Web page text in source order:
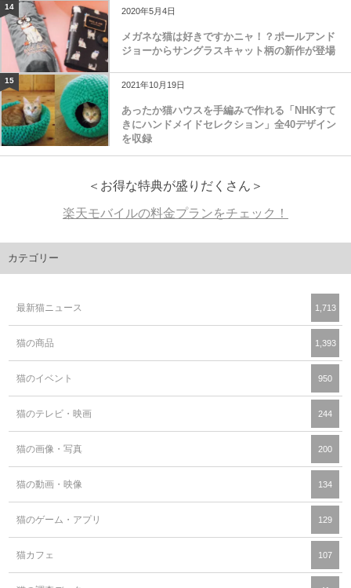
14 2020年5月4日
メガネな猫は好きですかニャ！？ポールアンド
ジョーからサングラスキャット柄の新作が登場
15 2021年10月19日
あったか猫ハウスを手編みで作れる「NHKすて
きにハンドメイドセレクション」全40デザイン
を収録
＜お得な特典が盛りだくさん＞
楽天モバイルの料金プランをチェック！
カテゴリー
最新猫ニュース 1,713
猫の商品 1,393
猫のイベント 950
猫のテレビ・映画 244
猫の画像・写真 200
猫の動画・映像 134
猫のゲーム・アプリ 129
猫カフェ 107